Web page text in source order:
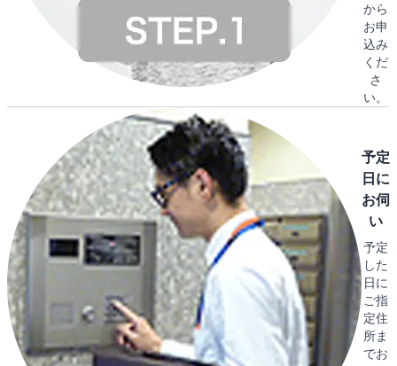
から
お申
込み
くだ
さ
い。
予定
日に
お伺
い
予定
した
日に
ご指
定住
所ま
でお